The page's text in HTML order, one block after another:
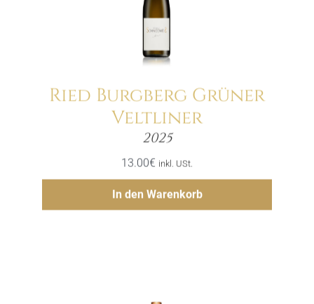
Ried Burgberg Grüner
Veltliner
2025
13.00€ inkl. USt.
In den Warenkorb
Menge
Hinzufügen